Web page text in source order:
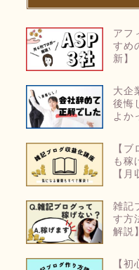
アフ
すめ
新】
大企
後悔
よか
【
も稼
【月
雑記
す方
解説】
【